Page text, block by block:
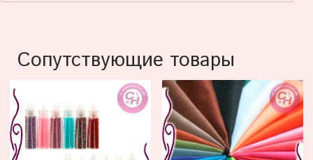
Сопутствующие товары